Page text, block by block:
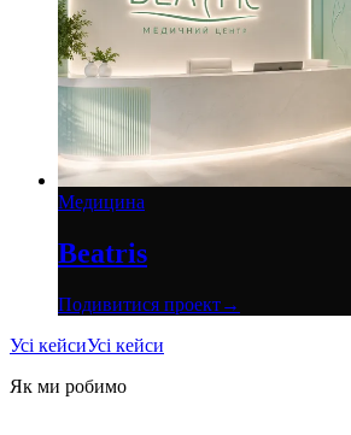
Медицина
Beatris
Подивитися проект→
Усі кейсиУсі кейси
Як ми робимо